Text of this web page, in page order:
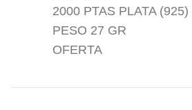
2000 PTAS PLATA (925)
PESO 27 GR
OFERTA